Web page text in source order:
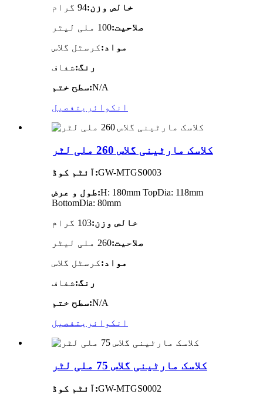
خالص وزن:94 گرام
صلاحیت:100 ملی لیٹر
مواد:کرسٹل گلاس
رنگ:شفاف
سطح ختم:N/A
انکوائری تفصیل
کلاسک مارٹینی گلاس 260 ملی لٹر
آئٹم کوڈ:GW-MTGS0003
طول و عرض:H: 180mm TopDia: 118mm
BottomDia: 80mm
خالص وزن:103 گرام
صلاحیت:260 ملی لیٹر
مواد:کرسٹل گلاس
رنگ:شفاف
سطح ختم:N/A
انکوائری تفصیل
کلاسک مارٹینی گلاس 75 ملی لٹر
آئٹم کوڈ:GW-MTGS0002